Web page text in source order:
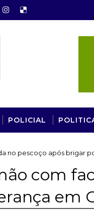
POLICIAL
no pescoço após brigar
com
em